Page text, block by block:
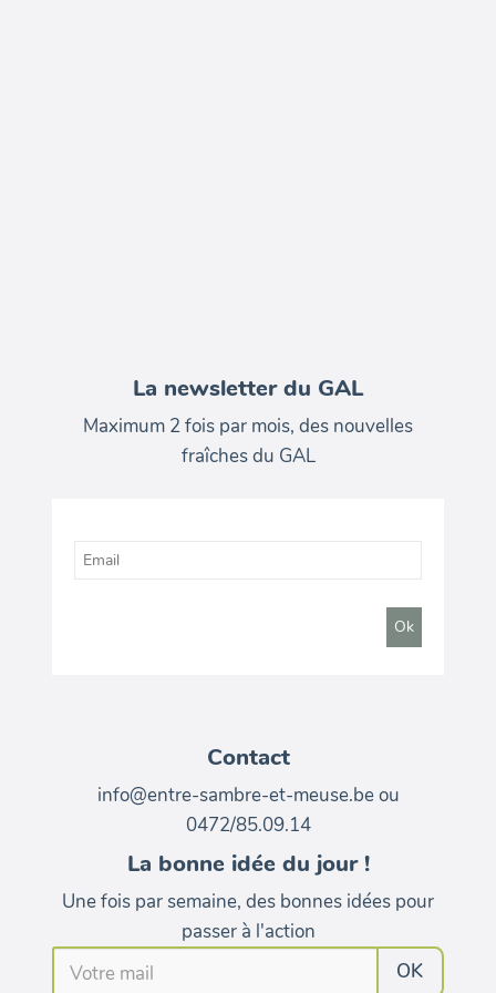
La newsletter du GAL
Maximum 2 fois par mois, des nouvelles
fraîches du GAL
Contact
info@entre-sambre-et-meuse.be ou
0472/85.09.14
La bonne idée du jour !
Une fois par semaine, des bonnes idées pour
passer à l'action